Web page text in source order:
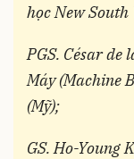
học New South
PGS. César de
Máy (Machine
(Mỹ);
GS. Ho-Young